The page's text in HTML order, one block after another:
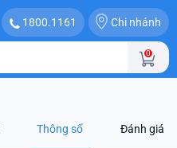
1800.1161 Chi nhánh
0
Thông số Đánh giá